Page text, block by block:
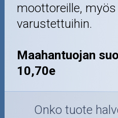
moottoreille,
varustettuihin.
Maahantuojan
10,70e
Onko tuote